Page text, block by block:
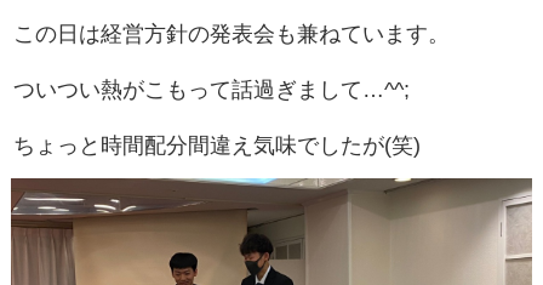
この日は経営方針の発表会も兼ねています。
ついつい熱がこもって話過ぎまして…^^;
ちょっと時間配分間違え気味でしたが(笑)